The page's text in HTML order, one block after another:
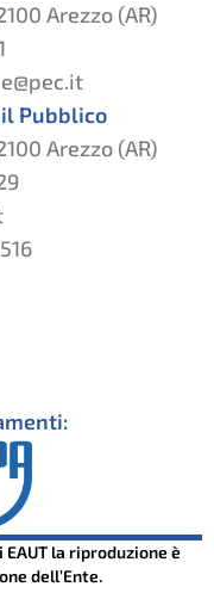
Arezzo (AR)
Pubblico
Arezzo (AR)
la riproduzione è
dell’Ente.